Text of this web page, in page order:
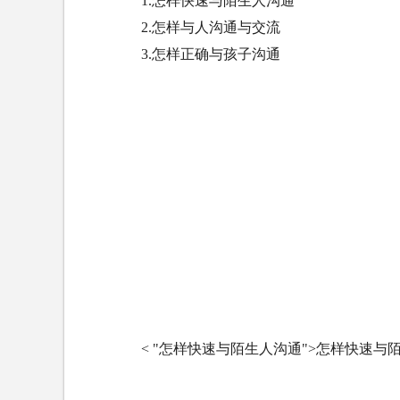
2.怎样与人沟通与交流
3.怎样正确与孩子沟通
< "怎样快速与陌生人沟通">怎样快速与